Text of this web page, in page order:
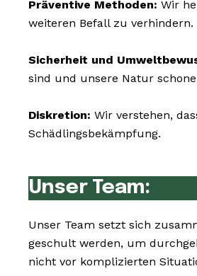
Präventive Methoden: Wir
weiteren Befall zu verhindern.
Sicherheit und
sind und unsere Natur
Diskretion: Wir verstehen,
Schädlingsbekämpfung.
Unser Team:
Unser Team setzt sich
geschult werden, um
nicht vor komplizierten